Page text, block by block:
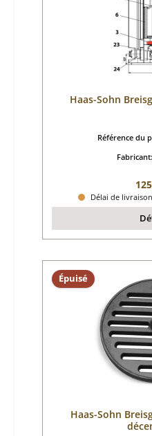
Haas-Sohn
Référence du
Fabricant:
Délai de
Épuisé
Haas-Sohn